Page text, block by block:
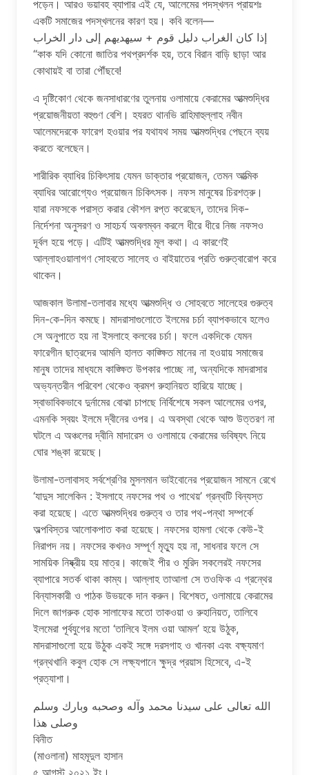
পড়েন। আরও ভয়াবহ ব্যাপার এই যে, আলেমের পদস্খলন প্রায়শঃ
একটি সমাজের পদস্খলনের কারণ হয়। কবি বলেন—
إذا كان الغراب دليل قوم + سيهديهم إلى دار الخراب
“কাক যদি কোনো জাতির পথপ্রদর্শক হয়, তবে বিরান বাড়ি ছাড়া আর
কোথায়ই বা তারা পৌঁছবে!
এ দৃষ্টিকোণ থেকে জনসাধারণের তুলনায় ওলামায়ে কেরামের আত্মশুদ্ধির
প্রয়োজনীয়তা বহুগুণ বেশি। হযরত থানভি রাহিমাহুল্লাহ নবীন
আলেমদেরকে ফারেগ হওয়ার পর যথাযথ সময় আত্মশুদ্ধির পেছনে ব্যয়
করতে বলেছেন।
শারীরিক ব্যাধির চিকিৎসায় যেমন ডাক্তার প্রয়োজন, তেমন আত্মিক
ব্যাধির আরোগ্যেও প্রয়োজন চিকিৎসক। নফস মানুষের চিরশত্রু।
যারা নফসকে পরাস্ত করার কৌশল রপ্ত করেছেন, তাদের দিক-
নির্দেশনা অনুসরণ ও সাহচর্য অবলম্বন করলে ধীরে ধীরে নিজ নফসও
দূর্বল হয়ে পড়ে। এটিই আত্মশুদ্ধির মূল কথা। এ কারণেই
আল্লাহওয়ালাগণ সোহবতে সালেহ ও বাইয়াতের প্রতি গুরুত্বারোপ করে
থাকেন।
আজকাল উলামা-তলাবার মধ্যে আত্মশুদ্ধি ও সোহবতে সালেহের গুরুত্ব
দিন-কে-দিন কমছে। মাদরাসাগুলোতে ইলমের চর্চা ব্যাপকভাবে হলেও
সে অনুপাতে হয় না ইসলাহে কলবের চর্চা। ফলে একদিকে যেমন
ফারেগীন ছাত্রদের আমলি হালত কাঙ্ক্ষিত মানের না হওয়ায় সমাজের
মানুষ তাদের মাধ্যমে কাঙ্ক্ষিত উপকার পাচ্ছে না, অন্যদিকে মাদরাসার
অভ্যন্তরীন পরিবেশ থেকেও ক্রমশ রুহানিয়ত হারিয়ে যাচ্ছে।
স্বাভাবিকভাবে দুর্নামের বোঝা চাপছে নির্বিশেষে সকল আলেমের ওপর,
এমনকি স্বয়ং ইলমে দ্বীনের ওপর। এ অবস্থা থেকে আশু উত্তরণ না
ঘটলে এ অঞ্চলের দ্বীনি মাদারেস ও ওলামায়ে কেরামের ভবিষ্যৎ নিয়ে
ঘোর শঙ্কা রয়েছে।
উলামা-তলাবাসহ সর্বশ্রেণির মুসলমান ভাইবোনের প্রয়োজন সামনে রেখে
‘যাদুস সালেকিন : ইসলাহে নফসের পথ ও পাথেয়’ গ্রন্থটি বিন্যস্ত
করা হয়েছে। এতে আত্মশুদ্ধির গুরুত্ব ও তার পথ-পন্থা সম্পর্কে
অল্পবিস্তর আলোকপাত করা হয়েছে। নফসের হামলা থেকে কেউ-ই
নিরাপদ নয়। নফসের কখনও সম্পূর্ণ মৃত্যু হয় না, সাধনার ফলে সে
সাময়িক নিষ্ক্রীয় হয় মাত্র। কাজেই পীর ও মুরিদ সকলেরই নফসের
ব্যাপারে সতর্ক থাকা কাম্য। আল্লাহ তাআলা সে তওফিক এ গ্রন্থের
বিন্যাসকারী ও পাঠক উভয়কে দান করুন। বিশেষত, ওলামায়ে কেরামের
দিলে জাগরুক হোক সালাফের মতো তাকওয়া ও রুহানিয়ত, তালিবে
ইলমেরা পূর্বযুগের মতো ‘তালিবে ইলম ওয়া আমল’ হয়ে উঠুক,
মাদরাসাগুলো হয়ে উঠুক একই সঙ্গে দরসগাহ ও খানকা এবং বক্ষ্যমাণ
গ্রন্থখানি কবুল হোক সে লক্ষ্যপানে ক্ষুদ্র প্রয়াস হিসেবে, এ-ই
প্রত্যাশা।
الله تعالى على سيدنا محمد وآله وصحبه وبارك وسلم
وصلى هذا
বিনীত
(মাওলানা) মাহমূদুল হাসান